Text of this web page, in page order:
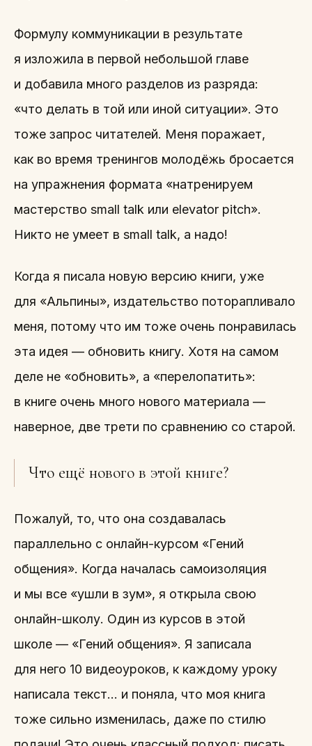
Формулу коммуникации в результате
я изложила в первой небольшой главе
и добавила много разделов из разряда:
«что делать в той или иной ситуации». Это
тоже запрос читателей. Меня поражает,
как во время тренингов молодёжь бросается
на упражнения формата «натренируем
мастерство small talk или elevator pitch».
Никто не умеет в small talk, а надо!
Когда я писала новую версию книги, уже
для «Альпины», издательство поторапливало
меня, потому что им тоже очень понравилась
эта идея — обновить книгу. Хотя на самом
деле не «обновить», а «перелопатить»:
в книге очень много нового материала —
наверное, две трети по сравнению со старой.
Что ещё нового в этой книге?
Пожалуй, то, что она создавалась
параллельно с онлайн-курсом «Гений
общения». Когда началась самоизоляция
и мы все «ушли в зум», я открыла свою
онлайн-школу. Один из курсов в этой
школе — «Гений общения». Я записала
для него 10 видеоуроков, к каждому уроку
написала текст… и поняла, что моя книга
тоже сильно изменилась, даже по стилю